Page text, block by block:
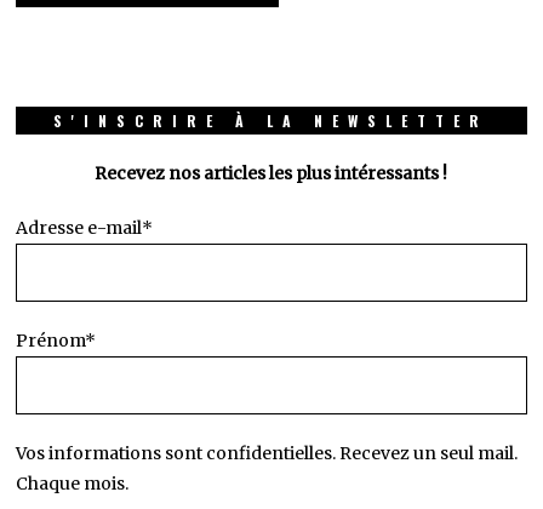
S'INSCRIRE À LA NEWSLETTER
Recevez nos articles les plus intéressants !
Adresse e-mail*
Prénom*
Vos informations sont confidentielles. Recevez un seul mail.
Chaque mois.